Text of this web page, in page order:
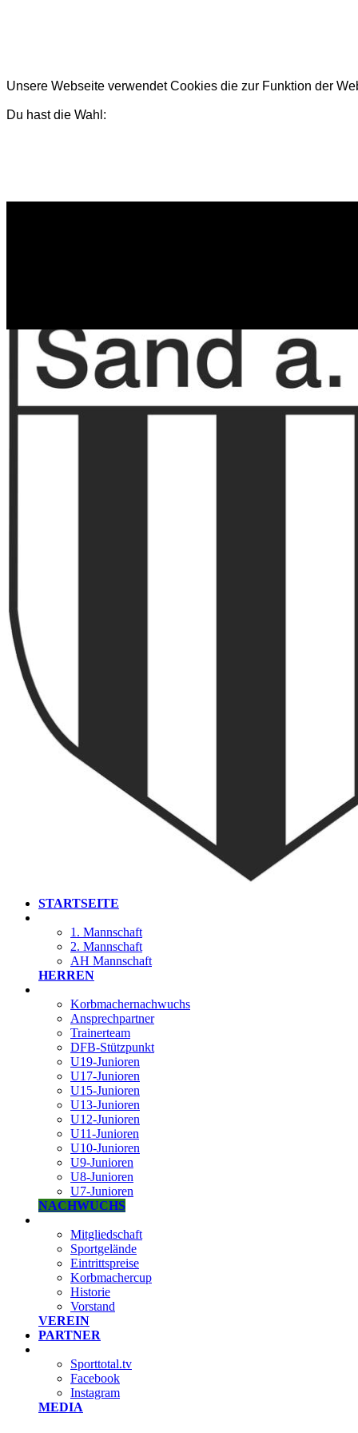
Unsere Webseite verwendet Cookies die zur Funktion der
Du hast die Wahl:
STARTSEITE
1. Mannschaft
2. Mannschaft
AH Mannschaft
HERREN
Korbmachernachwuchs
Ansprechpartner
Trainerteam
DFB-Stützpunkt
U19-Junioren
U17-Junioren
U15-Junioren
U13-Junioren
U12-Junioren
U11-Junioren
U10-Junioren
U9-Junioren
U8-Junioren
U7-Junioren
NACHWUCHS
Mitgliedschaft
Sportgelände
Eintrittspreise
Korbmachercup
Historie
Vorstand
VEREIN
PARTNER
Sporttotal.tv
Facebook
Instagram
MEDIA